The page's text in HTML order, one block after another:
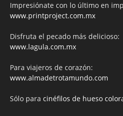
Impresiónate con lo último en
www.printproject.com.mx
Disfruta el pecado más delicioso:
www.lagula.com.mx
Para viajeros de corazón:
www.almadetrotamundo.com
Sólo para cinéfilos de hueso